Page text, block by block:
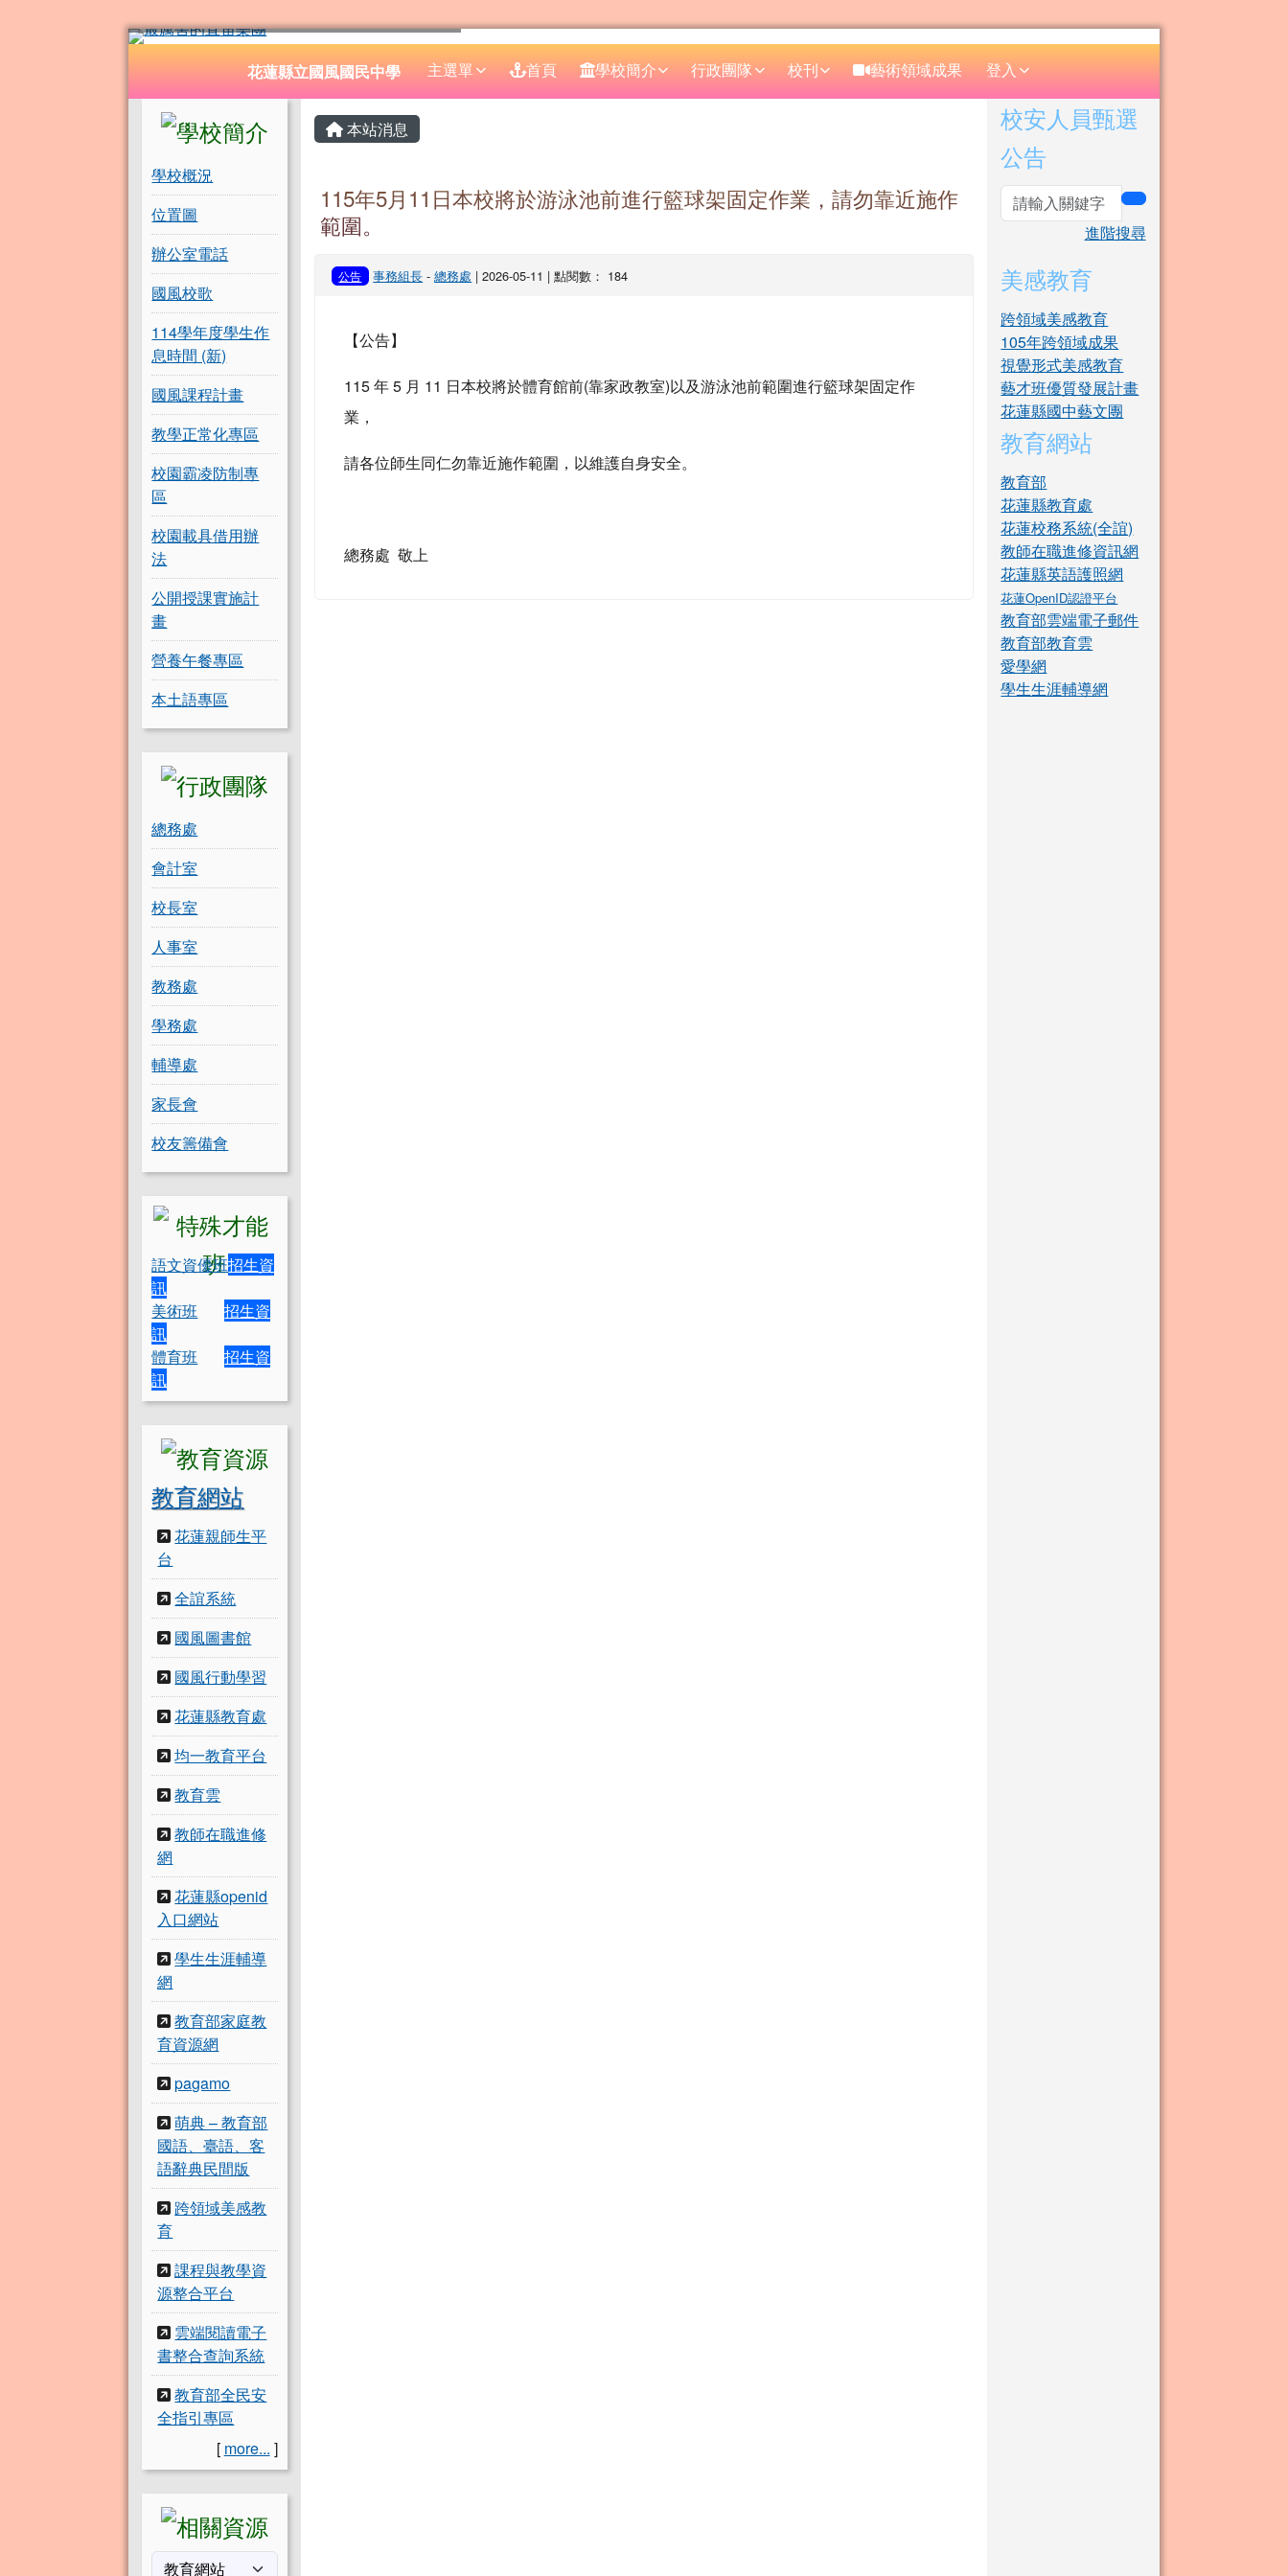
花蓮縣立國風國民中學
導覽列 花蓮縣立國風國民中學 主選單 首頁 學校簡介 行政團隊 校刊 藝術領域成果 登入
左邊區域內容
學校概況
位置圖
辦公室電話
國風校歌
114學年度學生作
息時間 (新)
國風課程計畫
教學正常化專區
校園霸凌防制專
區
校園載具借用辦
法
公開授課實施計
畫
營養午餐專區
本土語專區
總務處
會計室
校長室
人事室
教務處
學務處
輔導處
家長會
校友籌備會
語文資優班招生資
訊
美術班
招生資
訊
體育班
招生資
訊
教育網站
花蓮親師生平
台
全誼系統
國風圖書館
國風行動學習
花蓮縣教育處
均一教育平台
教育雲
教師在職進修
網
花蓮縣openid
入口網站
學生生涯輔導
網
教育部家庭教
育資源網
pagamo
萌典 – 教育部
國語、臺語、客
語辭典民間版
跨領域美感教
育
課程與教學資
源整合平台
雲端閱讀電子
書整合查詢系統
教育部全民安
全指引專區
[ more... ]
主內容區域
本站消息
115年5月11日本校將於游泳池前進行籃球架固定作業，請勿靠近施作
範圍。
公告 事務組長 -總務處 | 2026-05-11 | 點閱數： 184
【公告】
115 年 5 月 11 日本校將於體育館前(靠家政教室)以及游泳池前範圍進行籃球架固定作
業，
請各位師生同仁勿靠近施作範圍，以維護自身安全。
總務處 敬上
右邊區域內容
校安人員甄選
公告
search
進階搜尋
美感教育
跨領域美感教育
105年跨領域成果
視覺形式美感教育
藝才班優質發展計畫
花蓮縣國中藝文團
教育網站
教育部
花蓮縣教育處
花蓮校務系統(全誼)
教師在職進修資訊網
花蓮縣英語護照網
花蓮OpenID認證平台
教育部雲端電子郵件
教育部教育雲
愛學網
學生生涯輔導網
頁尾區域